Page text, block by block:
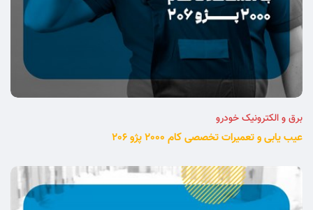
برق و الکترونیک خودرو
عیب یابی و تعمیرات تخصصی کام 2000 پژو 206